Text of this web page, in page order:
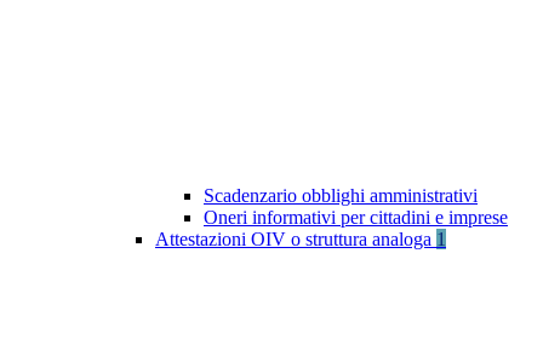
Scadenzario obblighi amministrativi
Oneri informativi per cittadini e imprese
Attestazioni OIV o struttura analoga 1